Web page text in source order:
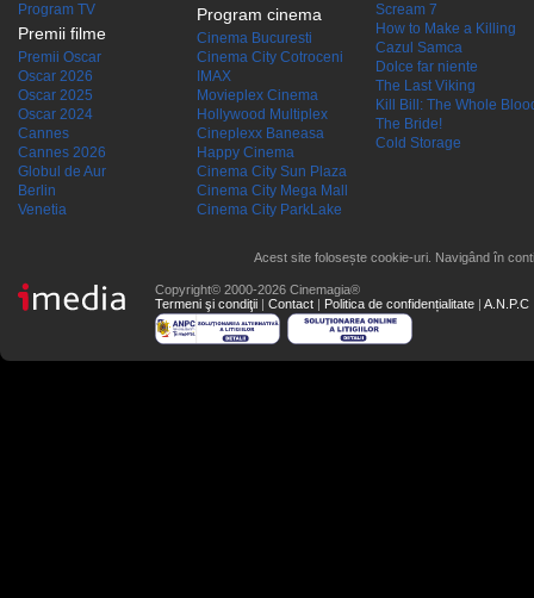
Program TV
Premii filme
Premii Oscar
Oscar 2026
Oscar 2025
Oscar 2024
Cannes
Cannes 2026
Globul de Aur
Berlin
Venetia
Program cinema
Cinema Bucuresti
Cinema City Cotroceni
IMAX
Movieplex Cinema
Hollywood Multiplex
Cineplexx Baneasa
Happy Cinema
Cinema City Sun Plaza
Cinema City Mega Mall
Cinema City ParkLake
Scream 7
How to Make a Killing
Cazul Samca
Dolce far niente
The Last Viking
Kill Bill: The Whole
The Bride!
Cold Storage
Acest site folosește cookie-uri. Navigând în
Copyright© 2000-2026 Cinemagia®
Termeni şi condiţii | Contact | Politica de confidențialitate | A.N.P.C